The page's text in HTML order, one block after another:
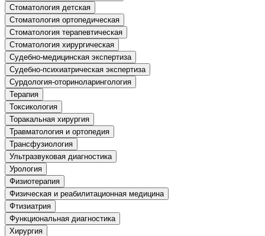
Стоматология детская
Стоматология ортопедическая
Стоматология терапевтическая
Стоматология хирургическая
Судебно-медицинская экспертиза
Судебно-психиатрическая экспертиза
Сурдология-оториноларингология
Терапия
Токсикология
Торакальная хирургия
Травматология и ортопедия
Трансфузиология
Ультразвуковая диагностика
Урология
Физиотерапия
Физическая и реабилитационная медицина
Фтизиатрия
Функциональная диагностика
Хирургия